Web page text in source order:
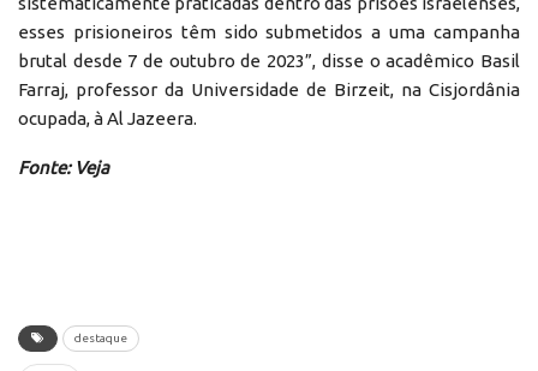
esses prisioneiros têm sido submetidos a uma campanha
brutal desde 7 de outubro de 2023”, disse o acadêmico Basil
Farraj, professor da Universidade de Birzeit, na Cisjordânia
ocupada, à Al Jazeera.
Fonte: Veja
destaque